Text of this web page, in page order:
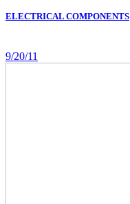
ELECTRICAL COMPONENTS
9/20/11